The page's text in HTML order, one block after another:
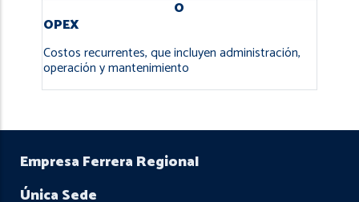
O
OPEX
Costos recurrentes, que incluyen administración,
operación y mantenimiento
Empresa Ferrera Regional
Única Sede